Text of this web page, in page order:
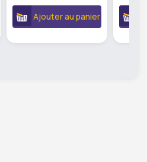
Ajouter au panier